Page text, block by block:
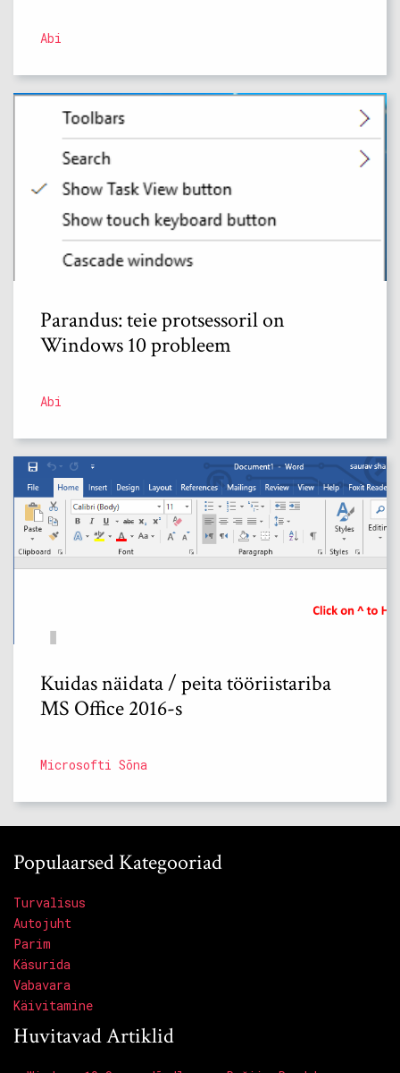
Abi
Parandus: teie protsessoril on
Windows 10 probleem
Abi
Kuidas näidata / peita tööriistariba
MS Office 2016-s
Microsofti Sõna
Populaarsed Kategooriad
Turvalisus
Autojuht
Parim
Käsurida
Vabavara
Käivitamine
Huvitavad Artiklid